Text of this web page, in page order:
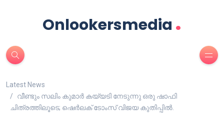
Onlookersmedia .
Latest News
വീണ്ടും സലിം കുമാർ കയ്യടി നേടുന്നു ഒരു ഷാഫി
ചിത്രത്തിലൂടെ; ഷെർലക് ടോംസ് വിജയ കുതിപ്പിൽ.